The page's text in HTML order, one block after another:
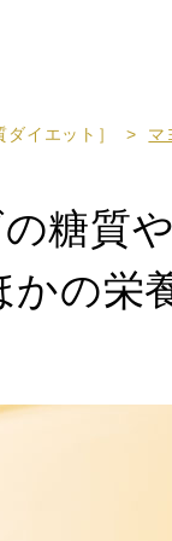
ダイエット］ >
マ
糖質
かの栄